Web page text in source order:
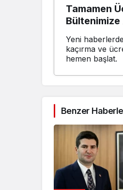
Tamamen
Yeni
kaçırma ve
hemen başlat.
Benzer